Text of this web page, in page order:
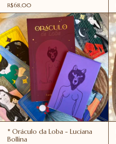
R$68,00
* Oráculo da Loba - Luciana
Bollina